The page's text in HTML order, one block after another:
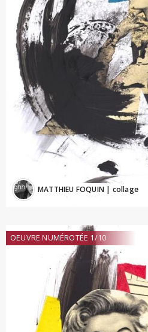
MATTHIEU FOQUIN | collage
OEUVRE NUMÉROTÉE 1/10